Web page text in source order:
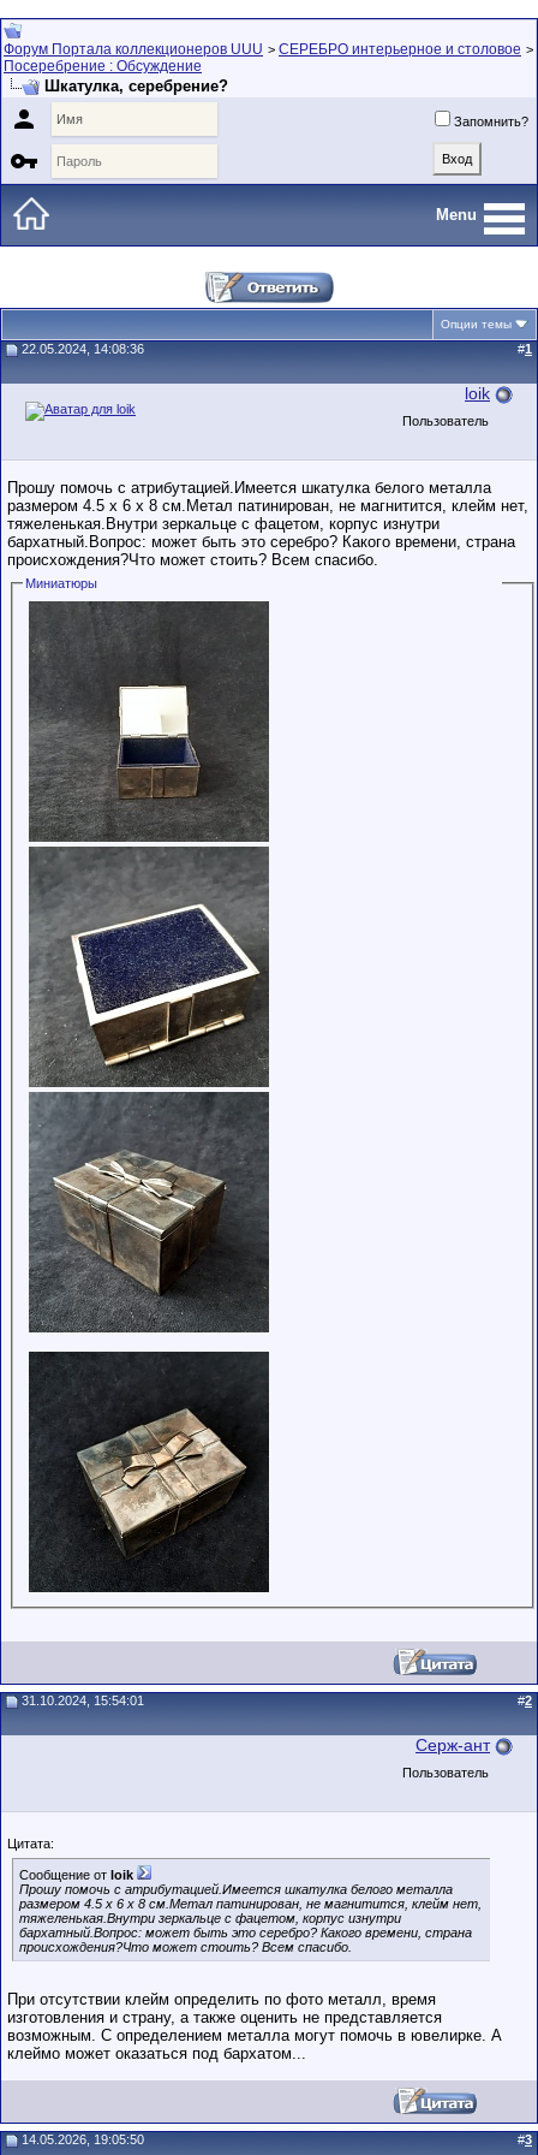
Форум Портала коллекционеров UUU > СЕРЕБРО интерьерное и столовое >
Посеребрение : Обсуждение
Шкатулка, серебрение?
 Запомнить?

Menu
Опции темы
22.05.2024, 14:08:36 #1
loik
Пользователь
Прошу помочь с атрибутацией.Имеется шкатулка белого металла
размером 4.5 х 6 х 8 см.Метал патинирован, не магнитится, клейм нет,
тяжеленькая.Внутри зеркальце с фацетом, корпус изнутри
бархатный.Вопрос: может быть это серебро? Какого времени, страна
происхождения?Что может стоить? Всем спасибо.
Миниатюры
31.10.2024, 15:54:01 #2
Серж-ант
Пользователь
Цитата:
Сообщение от loik
Прошу помочь с атрибутацией.Имеется шкатулка белого металла
размером 4.5 х 6 х 8 см.Метал патинирован, не магнитится, клейм нет,
тяжеленькая.Внутри зеркальце с фацетом, корпус изнутри
бархатный.Вопрос: может быть это серебро? Какого времени, страна
происхождения?Что может стоить? Всем спасибо.
При отсутствии клейм определить по фото металл, время
изготовления и страну, а также оценить не представляется
возможным. С определением металла могут помочь в ювелирке. А
клеймо может оказаться под бархатом...
14.05.2026, 19:05:50 #3